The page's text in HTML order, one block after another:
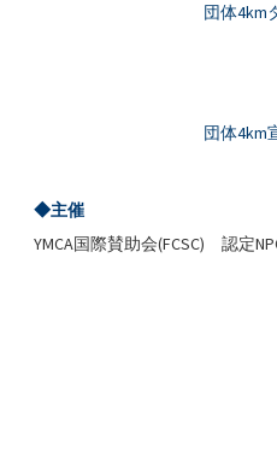
団体4km
団体4km
◆主催
YMCA国際賛助会(FCSC) 認定